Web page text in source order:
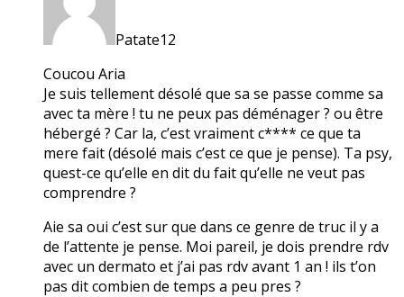
Patate12
Coucou Aria
Je suis tellement désolé que sa se passe comme sa
avec ta mère ! tu ne peux pas déménager ? ou être
hébergé ? Car la, c’est vraiment c**** ce que ta
mere fait (désolé mais c’est ce que je pense). Ta psy,
quest-ce qu’elle en dit du fait qu’elle ne veut pas
comprendre ?
Aie sa oui c’est sur que dans ce genre de truc il y a
de l’attente je pense. Moi pareil, je dois prendre rdv
avec un dermato et j’ai pas rdv avant 1 an ! ils t’on
pas dit combien de temps a peu pres ?